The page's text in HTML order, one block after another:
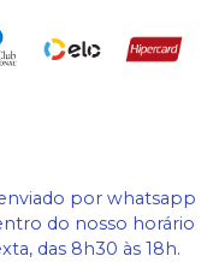
por whatsapp
do nosso horário
das 8h30 às 18h.